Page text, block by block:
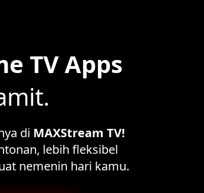
TV Apps
di MAXStream TV!
lebih fleksibel
nemenin hari kamu.